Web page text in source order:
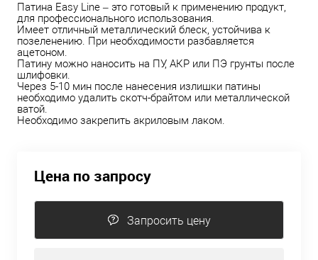
Патина Easy Line – это готовый к применению продукт,
для профессионального использования.
Имеет отличный металлический блеск, устойчива к
позеленению. При необходимости разбавляется
ацетоном.
Патину можно наносить на ПУ, АКР или ПЭ грунты после
шлифовки.
Через 5-10 мин после нанесения излишки патины
необходимо удалить скотч-брайтом или металлической
ватой.
Необходимо закрепить акриловым лаком.
Цена по запросу
Запросить цену